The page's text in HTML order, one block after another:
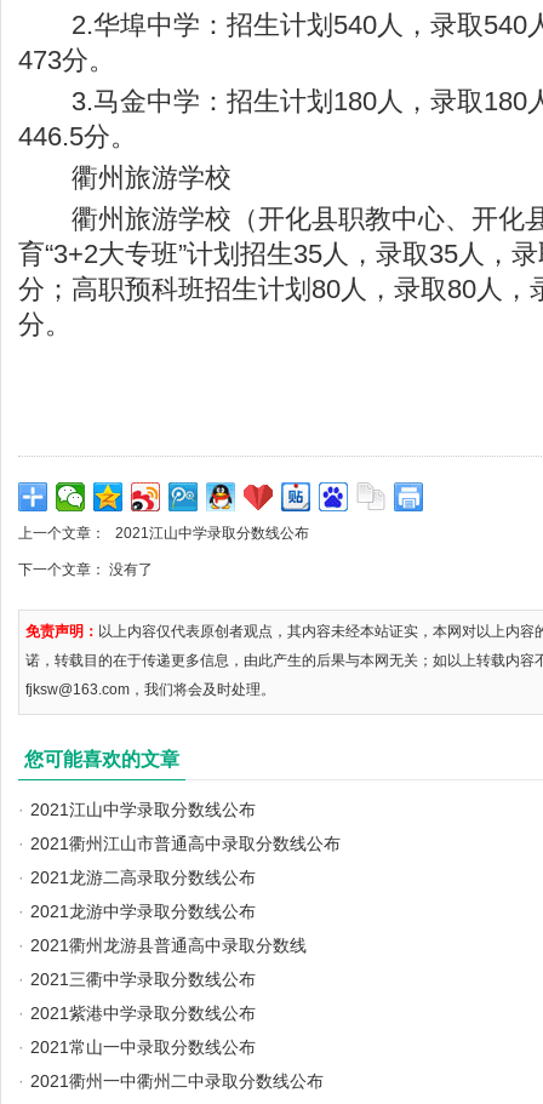
2.华埠中学：招生计划540人，录取540
473分。
3.马金中学：招生计划180人，录取180
446.5分。
衢州旅游学校
衢州旅游学校（开化县职教中心、开化
育“3+2大专班”计划招生35人，录取35人，
分；高职预科班招生计划80人，录取80人，
分。
上一个文章： 2021江山中学录取分数线公布
下一个文章： 没有了
免责声明： 以上内容仅代表原创者观点，其内容未经本站证实，本网对以上内
诺，转载目的在于传递更多信息，由此产生的后果与本网无关；如以上转载内容
fjksw@163.com，我们将会及时处理。
您可能喜欢的文章
· 2021江山中学录取分数线公布
· 2021衢州江山市普通高中录取分数线公布
· 2021龙游二高录取分数线公布
· 2021龙游中学录取分数线公布
· 2021衢州龙游县普通高中录取分数线
· 2021三衢中学录取分数线公布
· 2021紫港中学录取分数线公布
· 2021常山一中录取分数线公布
· 2021衢州一中衢州二中录取分数线公布